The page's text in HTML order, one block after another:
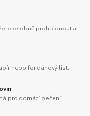
osobně prohlédnout a
nebo fondánový list.
pro domácí pečení.